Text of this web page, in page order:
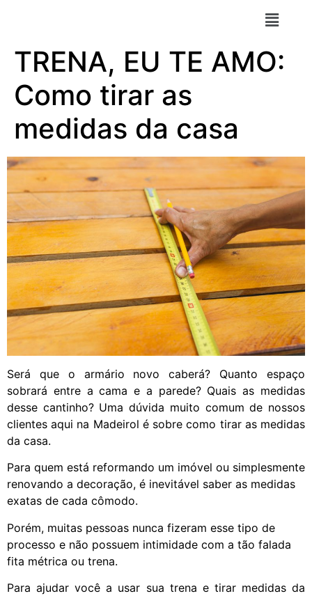
TRENA, EU TE AMO:
Como tirar as
medidas da casa
Será que o armário novo caberá? Quanto espaço
sobrará entre a cama e a parede? Quais as medidas
desse cantinho? Uma dúvida muito comum de nossos
clientes aqui na Madeirol é sobre como tirar as medidas
da casa.
Para quem está reformando um imóvel ou simplesmente
renovando a decoração, é inevitável saber as medidas
exatas de cada cômodo.
Porém, muitas pessoas nunca fizeram esse tipo de
processo e não possuem intimidade com a tão falada
fita métrica ou trena.
Para ajudar você a usar sua trena e tirar medidas da